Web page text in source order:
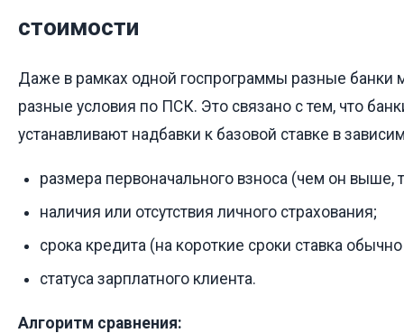
стоимости
Даже в рамках одной госпрограммы разные банки
разные условия по ПСК. Это связано с тем, что
устанавливают надбавки к базовой ставке в
размера первоначального взноса (чем он выше,
наличия или отсутствия личного страхования;
срока кредита (на короткие сроки ставка
статуса зарплатного клиента.
Алгоритм сравнения: